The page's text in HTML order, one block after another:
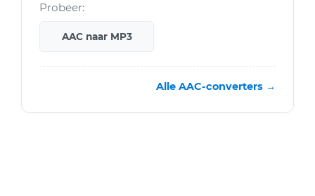
Probeer:
AAC naar MP3
Alle AAC-converters →